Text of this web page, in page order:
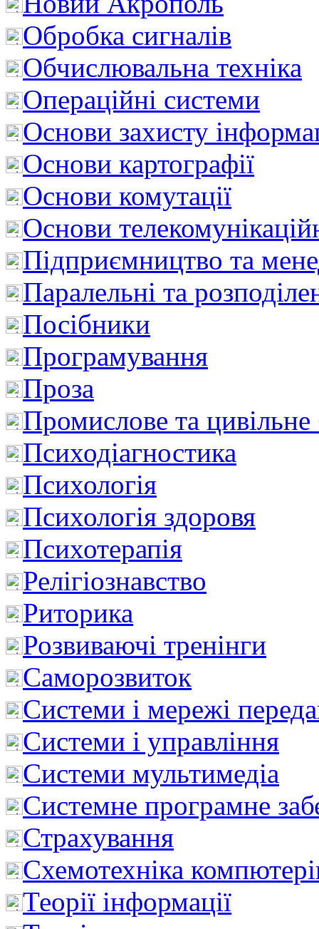
Обробка сигналів
Обчислювальна техніка
Операційні системи
Основи захисту
Основи картографії
Основи комутації
Основи
Підприємництво та
Паралельні та
Посібники
Програмування
Проза
Промислове та цивільне
Психодіагностика
Психологія
Психологія здоровя
Психотерапія
Релігіознавство
Риторика
Розвиваючі тренінги
Саморозвиток
Системи і мережі
Системи і управління
Системи мультимедіа
Системне програмне
Страхування
Схемотехніка
Теорії інформації